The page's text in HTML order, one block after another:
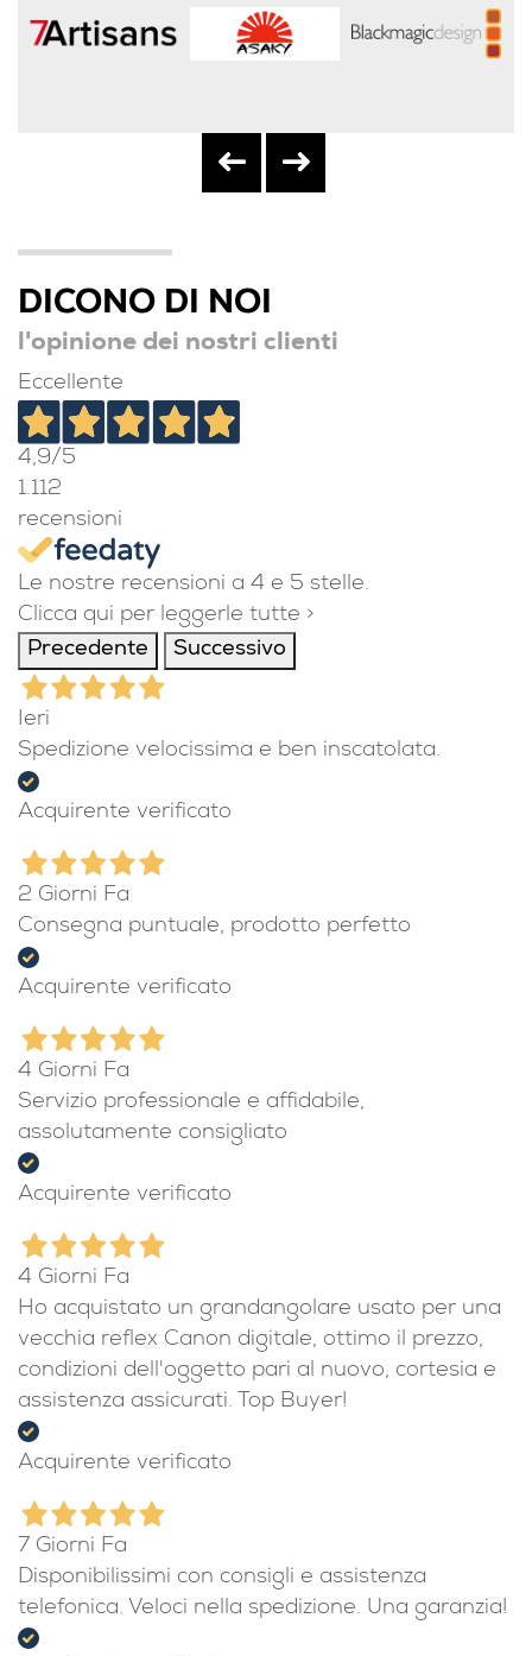
DICONO DI NOI
l'opinione dei nostri clienti
Eccellente
4,9/5
1.112
recensioni
Le nostre recensioni a 4 e 5 stelle.
Clicca qui per leggerle tutte >
Precedente
Successivo
Ieri
Spedizione velocissima e ben inscatolata.
Acquirente verificato
2 Giorni Fa
Consegna puntuale, prodotto perfetto
Acquirente verificato
4 Giorni Fa
Servizio professionale e affidabile,
assolutamente consigliato
Acquirente verificato
4 Giorni Fa
Ho acquistato un grandangolare usato per una
vecchia reflex Canon digitale, ottimo il prezzo,
condizioni dell'oggetto pari al nuovo, cortesia e
assistenza assicurati. Top Buyer!
Acquirente verificato
7 Giorni Fa
Disponibilissimi con consigli e assistenza
telefonica. Veloci nella spedizione. Una garanzia!